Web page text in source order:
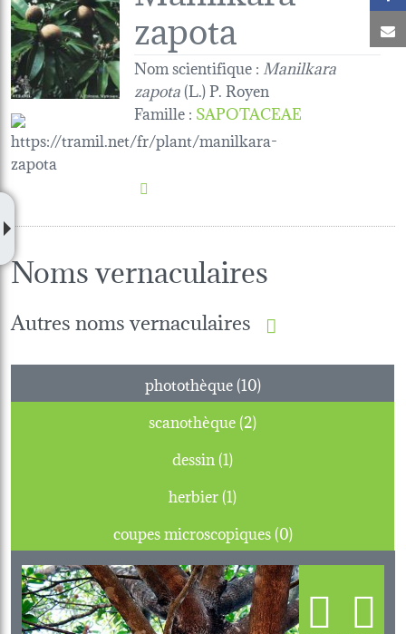
zapota
Nom scientifique : Manilkara
zapota(L.) P. Royen
Famille: SAPOTACEAE
Noms vernaculaires
Autres noms vernaculaires
photothèque (10)
scanothèque (2)
dessin (1)
herbier (1)
coupes microscopiques (0)